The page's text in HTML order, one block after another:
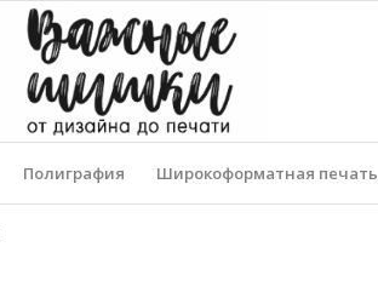
Полиграфия Широкоформатная печать